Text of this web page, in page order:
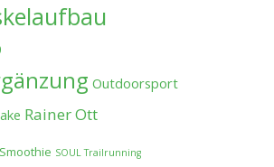
Outdoorsport
Rainer Ott
Smoothie SOUL Trailrunning